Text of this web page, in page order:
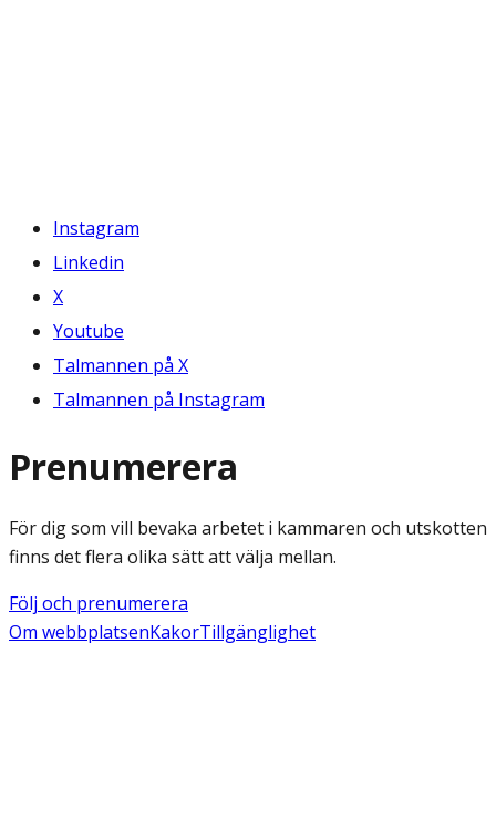
Instagram
Linkedin
X
Youtube
Talmannen på X
Talmannen på Instagram
Prenumerera
För dig som vill bevaka arbetet i kammaren och utskotten
finns det flera olika sätt att välja mellan.
Följ och prenumerera
Om webbplatsenKakorTillgänglighet